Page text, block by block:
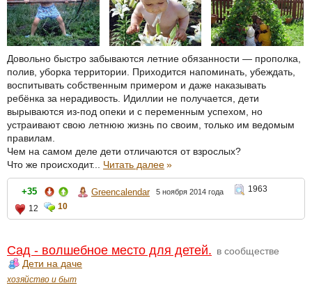
Довольно быстро забываются летние обязанности — прополка,
полив, уборка территории. Приходится напоминать, убеждать,
воспитывать собственным примером и даже наказывать
ребёнка за нерадивость. Идиллии не получается, дети
вырываются из-под опеки и с переменным успехом, но
устраивают свою летнюю жизнь по своим, только им ведомым
правилам.
Чем на самом деле дети отличаются от взрослых?
Что же происходит... Читать далее»
+35 Greencalendar 5 ноября 2014 года
1963
12
10
Сад - волшебное место для детей. в сообществе
Дети на даче
хозяйство и быт